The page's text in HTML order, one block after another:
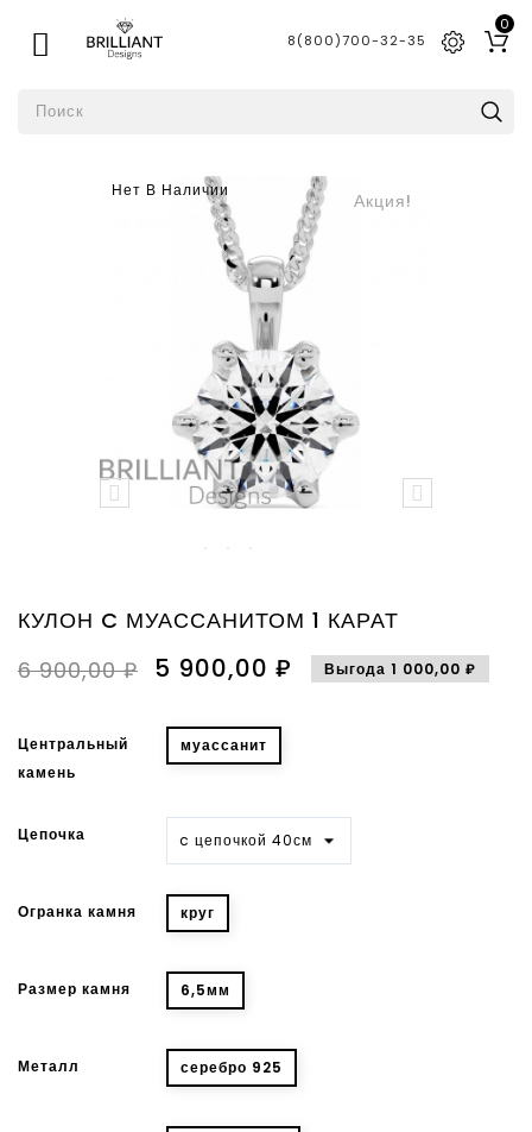

0
8(800)700-32-35
Акция!
Нет В Наличии
 
КУЛОН C МУАССАНИТОМ 1 КАРАТ
6 900,00 ₽ 5 900,00 ₽ Выгода 1 000,00 ₽
Центральный
камень
муассанит
Цепочка
Огранка камня круг
Размер камня 6,5мм
Металл серебро 925